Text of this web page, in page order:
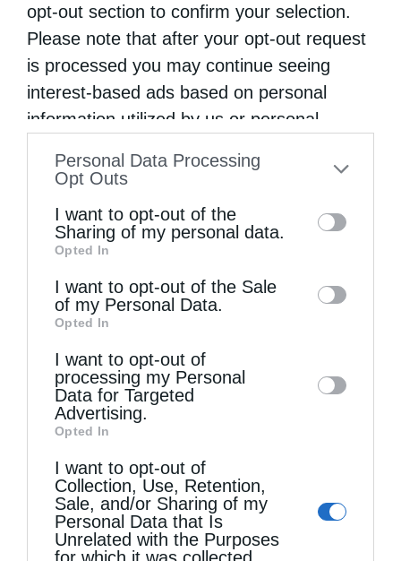
opt-out section to confirm your selection.
Please note that after your opt-out request
is processed you may continue seeing
interest-based ads based on personal
information utilized by us or personal
to your opt-out. You may separately opt-out
information by third parties on the IAB’s list
of downstream participants. This
information may also be disclosed by us to
third parties on theIAB’s List of
Downstream Participants
disclose it to other third parties.
Personal Data Processing
Opt Outs
I want to opt-out of the
Sharing of my personal data.
Opted In
I want to opt-out of the Sale
of my Personal Data.
Opted In
I want to opt-out of
processing my Personal
Data for Targeted
Advertising.
Opted In
I want to opt-out of
Collection, Use, Retention,
Sale, and/or Sharing of my
Personal Data that Is
Unrelated with the Purposes
for which it was collected.
Τελευταία άρθρα
Η LEROY MERLIN στηρίζει τον Ελληνικό Ερυθρό
Σταυρό με δωρεά επιχειρησιακού εξοπλισμού για
την αντιμετώπιση των καταστροφικών
Η “Κιβωτός της Ορθοδοξίας” σε όλα τα περίπτερα